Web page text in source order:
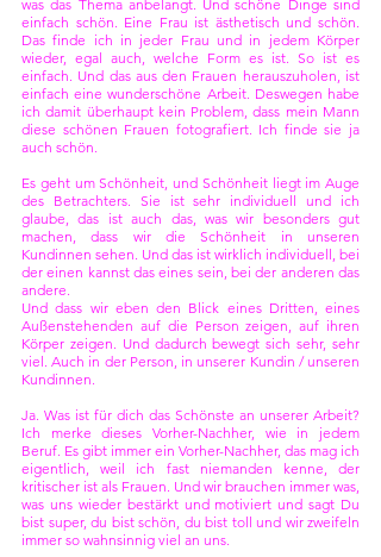
was das Thema anbelangt. Und schöne Dinge sind
einfach schön. Eine Frau ist ästhetisch und schön.
Das finde ich in jeder Frau und in jedem Körper
wieder, egal auch, welche Form es ist. So ist es
einfach. Und das aus den Frauen herauszuholen, ist
einfach eine wunderschöne Arbeit. Deswegen habe
ich damit überhaupt kein Problem, dass mein Mann
diese schönen Frauen fotografiert. Ich finde sie ja
auch schön.
Es geht um Schönheit, und Schönheit liegt im Auge
des Betrachters. Sie ist sehr individuell und ich
glaube, das ist auch das, was wir besonders gut
machen, dass wir die Schönheit in unseren
Kundinnen sehen. Und das ist wirklich individuell, bei
der einen kannst das eines sein, bei der anderen das
andere.
Und dass wir eben den Blick eines Dritten, eines
Außenstehenden auf die Person zeigen, auf ihren
Körper zeigen. Und dadurch bewegt sich sehr, sehr
viel. Auch in der Person, in unserer Kundin / unseren
Kundinnen.
Ja. Was ist für dich das Schönste an unserer Arbeit?
Ich merke dieses Vorher-Nachher, wie in jedem
Beruf. Es gibt immer ein Vorher-Nachher, das mag ich
eigentlich, weil ich fast niemanden kenne, der
kritischer ist als Frauen. Und wir brauchen immer was,
was uns wieder bestärkt und motiviert und sagt Du
bist super, du bist schön, du bist toll und wir zweifeln
immer so wahnsinnig viel an uns.